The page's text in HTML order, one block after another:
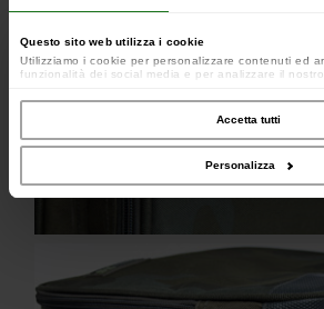
Questo sito web utilizza i cookie
Utilizziamo i cookie per personalizzare contenuti ed
funzionalità dei social media e per analizzare il
occupano di analisi dei dati web, pubblicità e social
combinarle con altre informazioni che hai fornito loro
Accetta tutti
Personalizza